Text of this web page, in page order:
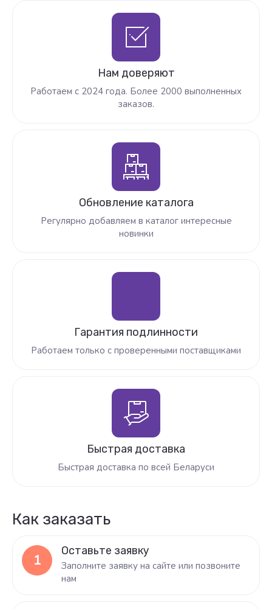
Нам доверяют
Работаем с 2024 года. Более 2000 выполненных
заказов.
Обновление каталога
Регулярно добавляем в каталог интересные
новинки
Гарантия подлинности
Работаем только с проверенными поставщиками
Быстрая доставка
Быстрая доставка по всей Беларуси
Как заказать
1
Оставьте заявку
Заполните заявку на сайте или позвоните
нам